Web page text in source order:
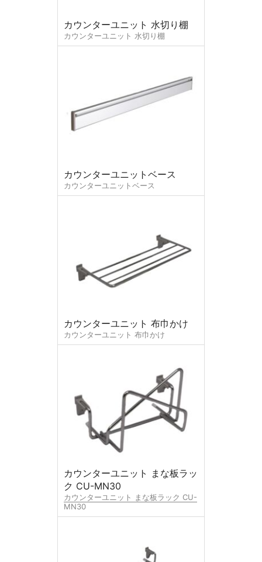
カウンターユニット 水切り棚
カウンターユニット 水切り棚
カウンターユニットベース
カウンターユニットベース
カウンターユニット 布巾かけ
カウンターユニット 布巾かけ
カウンターユニット まな板ラッ
ク CU-MN30
カウンターユニット まな板ラック CU-
MN30